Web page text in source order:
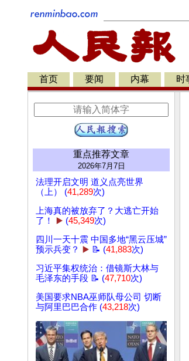
首页 要闻 内幕 时
重点推荐文章
2026年7月7日
法理开启文明 道义点亮世界
（上） (41,289次)
上海真的被放弃了？大逃亡开始
了！
▶️ (45,349次)
四川一天十震 中国多地“黑云压城”
预示兵变？
▶️ 📝 (41,883次)
习近平集权统治：借镜斯大林与
毛泽东的手段 📝 (47,710次)
美国要求NBA巫师队母公司 切断
与阿里巴巴合作 (43,218次)